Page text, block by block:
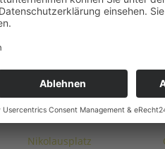
VERANSTALTUNGSORT
Nikolausplatz